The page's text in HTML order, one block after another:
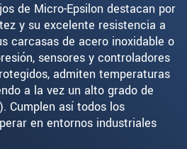
de Micro-Epsilon destacan por
y su excelente resistencia a
carcasas de acero inoxidable o
sensores y controladores
admiten temperaturas
a la vez un alto grado de
Cumplen así todos los
en entornos industriales